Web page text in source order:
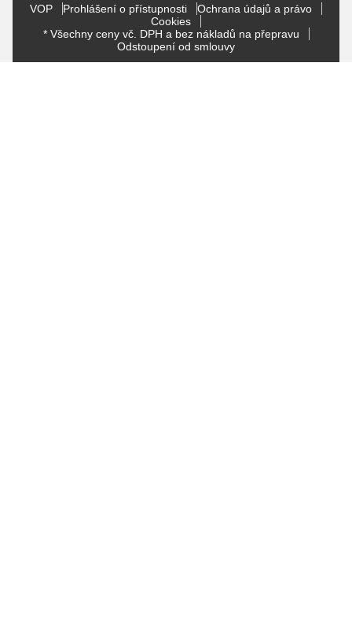
VOP Prohlášení o přístupnosti
Ochrana údajů a právo
Cookies
* Všechny ceny vč. DPH a bez nákladů na přepravu
Odstoupení od smlouvy